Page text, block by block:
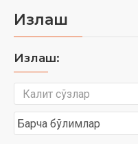
Излаш
Излаш: